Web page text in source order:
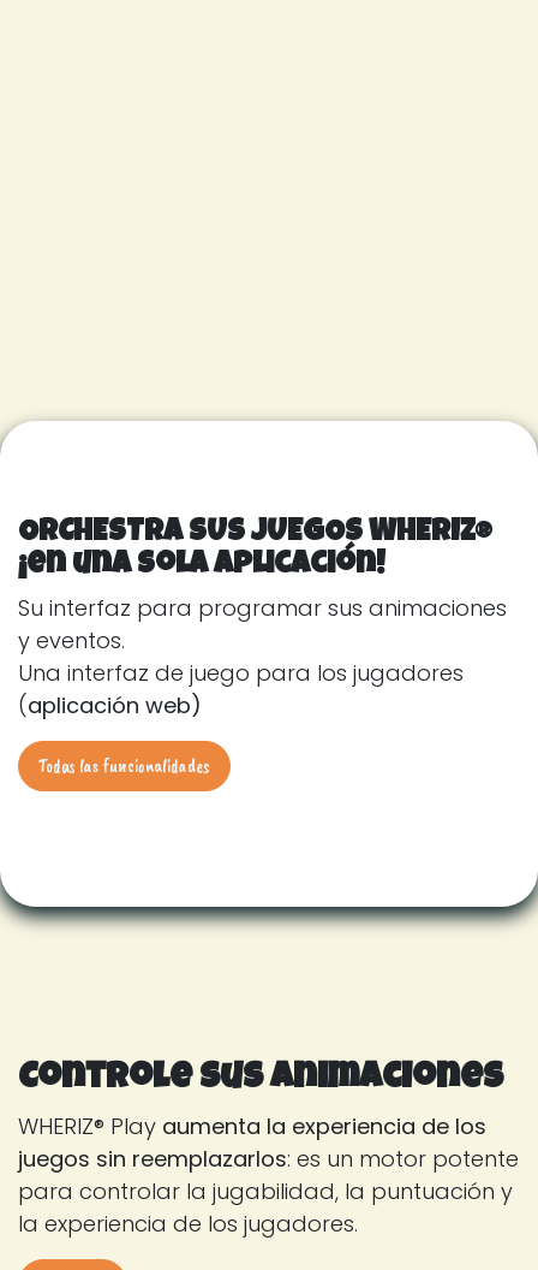
ORCHESTRA SUS JUEGOS WHERIZ®
¡en una sola aplicación!
Su interfaz para programar sus animaciones
y eventos.
Una interfaz de juego para los jugadores
(aplicación web)
Todas las funcionalidades
Controle sus animaciones
WHERIZ® Play aumenta la experiencia de los
juegos sin reemplazarlos: es un motor potente
para controlar la jugabilidad, la puntuación y
la experiencia de los jugadores.